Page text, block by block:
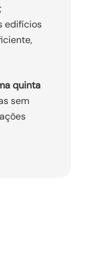
edifícios
quinta
sem